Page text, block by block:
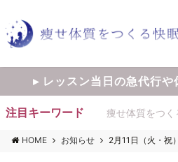
▸ レッスン当日の急代行や
注目キーワード 痩せ体質をつく
HOME お知らせ 2月11日（火・祝